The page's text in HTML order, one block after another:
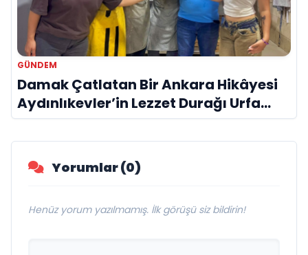
GÜNDEM
Damak Çatlatan Bir Ankara Hikâyesi
Aydınlıkevler’in Lezzet Durağı Urfa
Damak
Yorumlar (0)
Henüz yorum yazılmamış. İlk görüşü siz bildirin!